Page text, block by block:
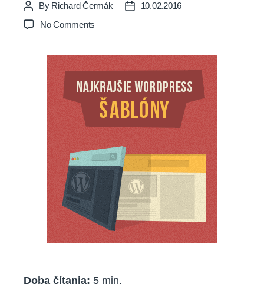
Post
author
By Richard Čermák
Post10.02.2016
No Comments
Doba čítania: 5 min.